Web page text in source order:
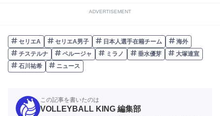
ADVERTISEMENT
セリエA セリエA男子 日本人選手在籍チーム
海外
チステルナ
ペルージャ ミラノ 垂水優芽
大塚達宣
石川祐希
ニュース
この記事を書いたのは
VOLLEYBALL KING 編集部